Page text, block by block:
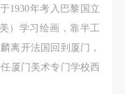
1930年考入巴黎国立
）学习绘画，靠半工
离开法国回到厦门，
厦门美术专门学校西